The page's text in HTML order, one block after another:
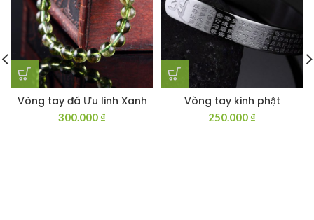
Vòng tay đá Ưu linh Xanh
300.000 ₫
Vòng tay kinh phật
250.000 ₫